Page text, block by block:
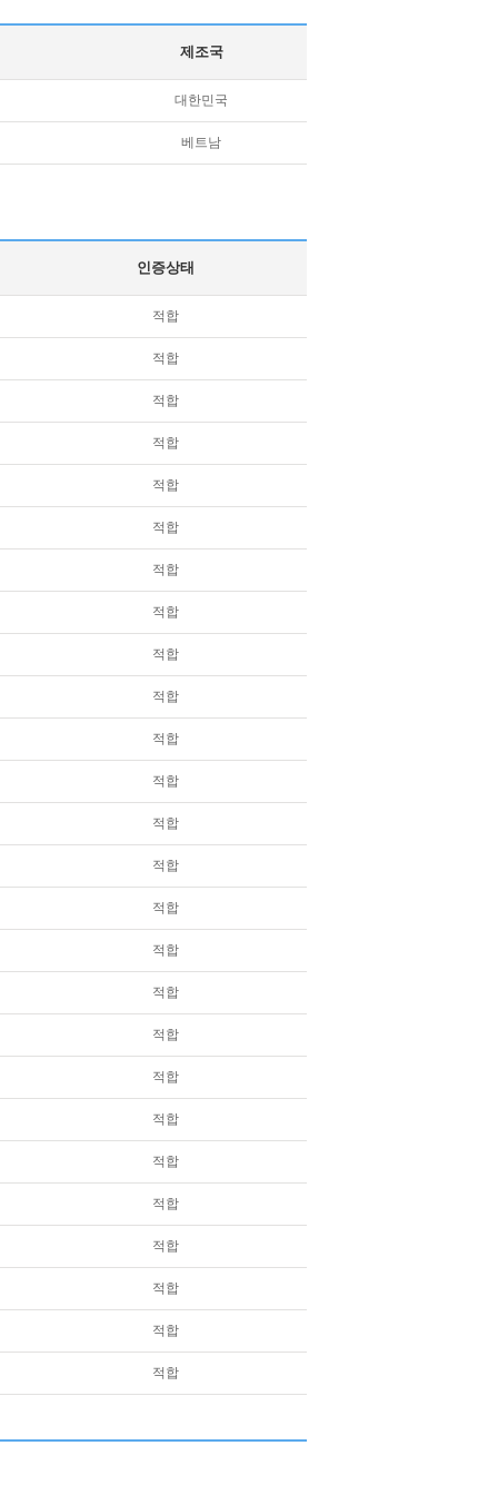
제조국
대한민국
베트남
인증상태
적합
적합
적합
적합
적합
적합
적합
적합
적합
적합
적합
적합
적합
적합
적합
적합
적합
적합
적합
적합
적합
적합
적합
적합
적합
적합